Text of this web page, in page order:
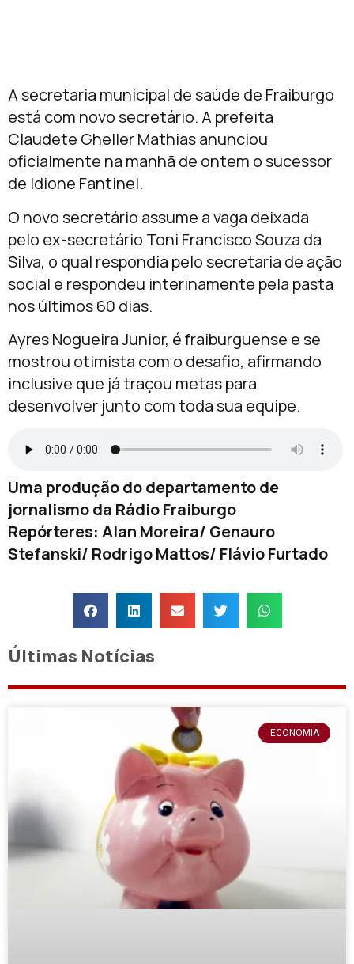
A secretaria municipal de saúde de Fraiburgo
está com novo secretário. A prefeita
Claudete Gheller Mathias anunciou
oficialmente na manhã de ontem o sucessor
de Idione Fantinel.
O novo secretário assume a vaga deixada
pelo ex-secretário Toni Francisco Souza da
Silva, o qual respondia pelo secretaria de ação
social e respondeu interinamente pela pasta
nos últimos 60 dias.
Ayres Nogueira Junior, é fraiburguense e se
mostrou otimista com o desafio, afirmando
inclusive que já traçou metas para
desenvolver junto com toda sua equipe.
Uma produção do departamento de
jornalismo da Rádio Fraiburgo
Repórteres: Alan Moreira/ Genauro
Stefanski/ Rodrigo Mattos/ Flávio Furtado
Últimas Notícias
ECONOMIA